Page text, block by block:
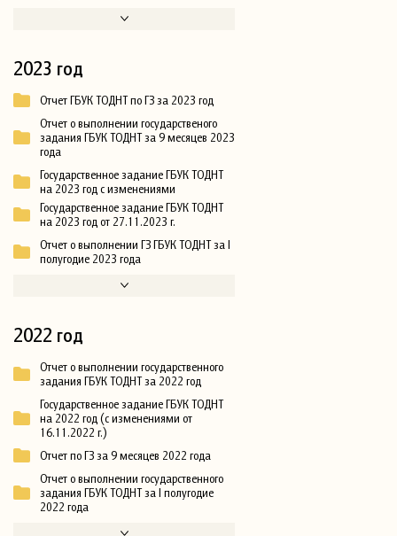
2023 год
Отчет ГБУК ТОДНТ по ГЗ за 2023 год
Отчет о выполнении государственого
задания ГБУК ТОДНТ за 9 месяцев 2023
года
Государственное задание ГБУК ТОДНТ
на 2023 год с изменениями
Государственное задание ГБУК ТОДНТ
на 2023 год от 27.11.2023 г.
Отчет о выполнении ГЗ ГБУК ТОДНТ за I
полугодие 2023 года
2022 год
Отчет о выполнении государственного
задания ГБУК ТОДНТ за 2022 год
Государственное задание ГБУК ТОДНТ
на 2022 год (с изменениями от
16.11.2022 г.)
Отчет по ГЗ за 9 месяцев 2022 года
Отчет о выполнении государственного
задания ГБУК ТОДНТ за I полугодие
2022 года